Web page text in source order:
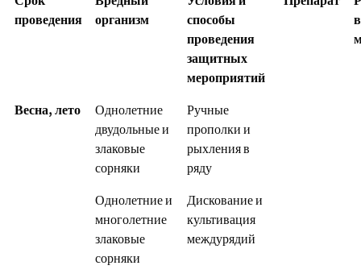
проведения
организм
способы
проведения
защитных
мероприятий
Весна, лето
Однолетние
двудольные и
злаковые
сорняки
Ручные
прополки и
рыхления в
ряду
Однолетние и
многолетние
злаковые
сорняки
Дискование и
культивация
междурядий